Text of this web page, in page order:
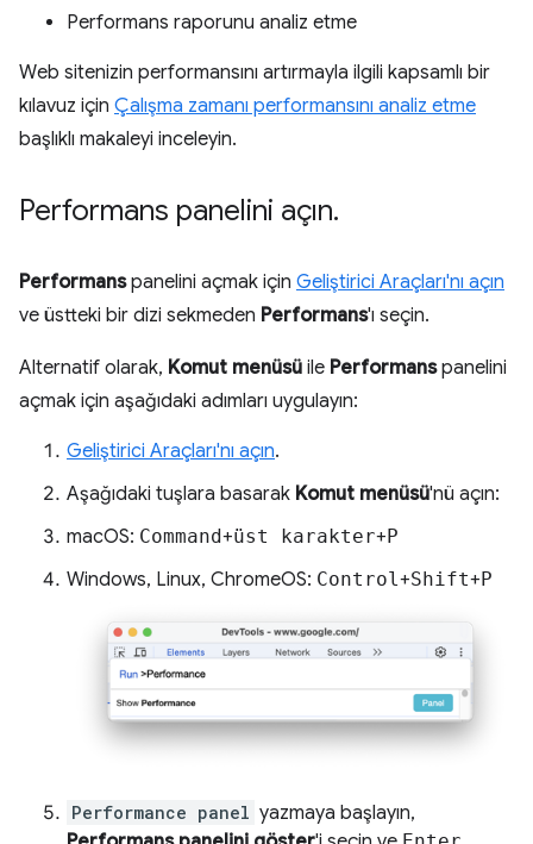
Performans raporunu analiz etme
Web sitenizin performansını artırmayla ilgili kapsamlı bir
kılavuz için Çalışma zamanı performansını analiz etme
başlıklı makaleyi inceleyin.
Performans panelini açın.
Performanspanelini açmak için Geliştirici Araçları'nı açın
ve üstteki bir dizi sekmeden Performans'ı seçin.
Alternatif olarak, Komut menüsü ile Performanspanelini
açmak için aşağıdaki adımları uygulayın:
Geliştirici Araçları'nı açın.
Aşağıdaki tuşlara basarak Komut menüsü'nü açın:
macOS: Command+üst karakter+P
Windows, Linux, ChromeOS: Control+Shift+P
Performance panel yazmaya başlayın,